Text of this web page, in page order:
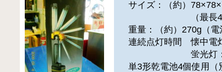
サイズ：（約）
（最長
重量：（約）270g（電
連続点灯時間 懐中電
蛍光灯：（
単3形乾電池4個使用（